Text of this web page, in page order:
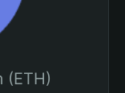
(ETH)